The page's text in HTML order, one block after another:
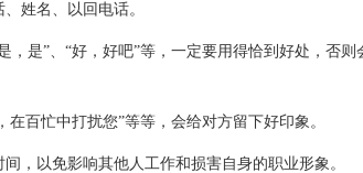
姓名、以回电话。
”、“好，好吧”等，一定要用得恰到好处，否则
百忙中打扰您”等等，会给对方留下好印象。
以免影响其他人工作和损害自身的职业形象。